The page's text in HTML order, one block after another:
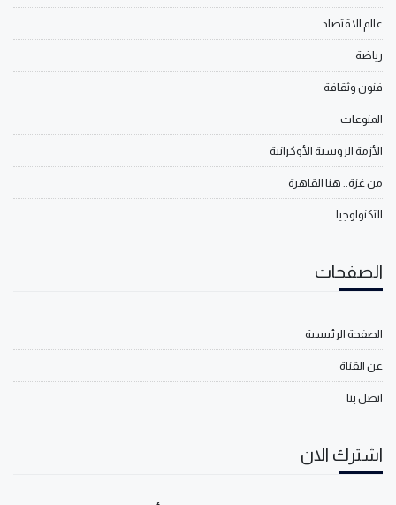
عالم الاقتصاد
رياضة
فنون وثقافة
المنوعات
الأزمة الروسية الأوكرانية
من غزة.. هنا القاهرة
التكنولوجيا
الصفحات
الصفحة الرئيسية
عن القناة
اتصل بنا
اشترك الان